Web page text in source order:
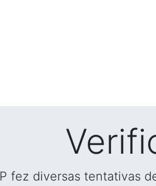
fez diversas tentativas